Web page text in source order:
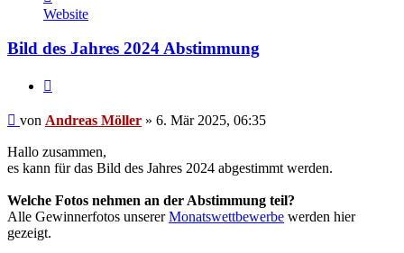
von
Andreas
Möller
Website
Bild des Jahres 2024 Abstimmung
Beitrag
von Andreas Möller » 6. Mär 2025, 06:35
Hallo zusammen,
es kann für das Bild des Jahres 2024 abgestimmt werden.
Welche Fotos nehmen an der Abstimmung teil?
Alle Gewinnerfotos unsererMonatswettbewerbe werden hier
gezeigt.